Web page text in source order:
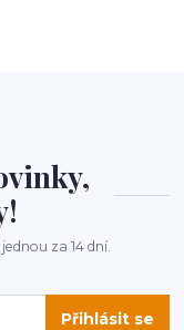
za 14 dní.
Přihlásit se